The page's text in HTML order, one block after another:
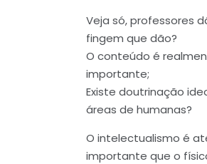
Veja só, professores
fingem que dão?
O conteúdo é
importante;
Existe doutrinação
áreas de humanas?
O intelectualismo é
importante que o